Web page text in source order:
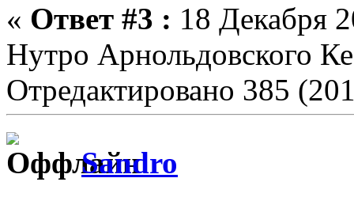
« Ответ #3 : 18 Декабря
Нутро Арнольдовского
Отредактировано 385
Sandro